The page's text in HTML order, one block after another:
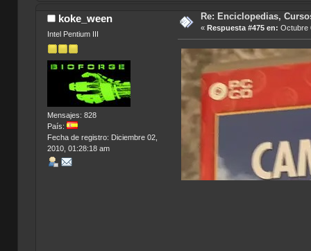
koke_ween
Intel Pentium III
Mensajes: 828
País:
Fecha de registro: Diciembre 02,
2010, 01:28:18 am
Re: Enciclopedias,
« Respuesta #475 en: Octubre